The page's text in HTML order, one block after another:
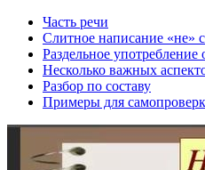
Часть речи
Слитное написание «не»
Раздельное
Несколько важных
Разбор по составу
Примеры для